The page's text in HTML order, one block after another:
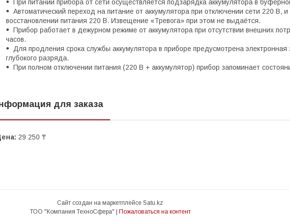
При питании прибора от сети осуществляется подзарядка аккумулятора в
Автоматический переход на питание от аккумулятора при отключении сети 220 В,
восстановлении питания 220 В. Извещение «Тревога» при этом не выдаётся.
Прибор работает в дежурном режиме от аккумулятора при отсутствии внешних
часов.
Для продления срока службы аккумулятора в приборе предусмотрена электронная
глубокого разряда.
При полном отключении питания (220 В + аккумулятор) прибор запоминает
для заказа
29 250 ₸
Сайт создан на маркетплейсе Satu.kz
Пожаловаться на контент